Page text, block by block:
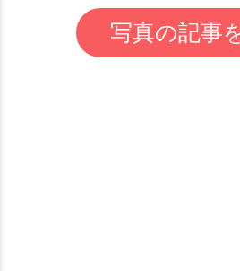
写真の記事